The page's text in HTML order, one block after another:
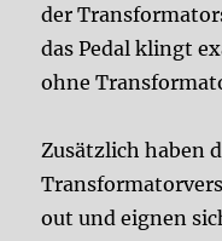
der
das Pedal klingt
ohne
Zusätzlich haben
out und eignen